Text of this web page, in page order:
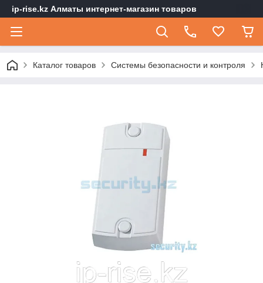
ip-rise.kz Алматы интернет-магазин товаров
Каталог товаров Системы безопасности и контроля